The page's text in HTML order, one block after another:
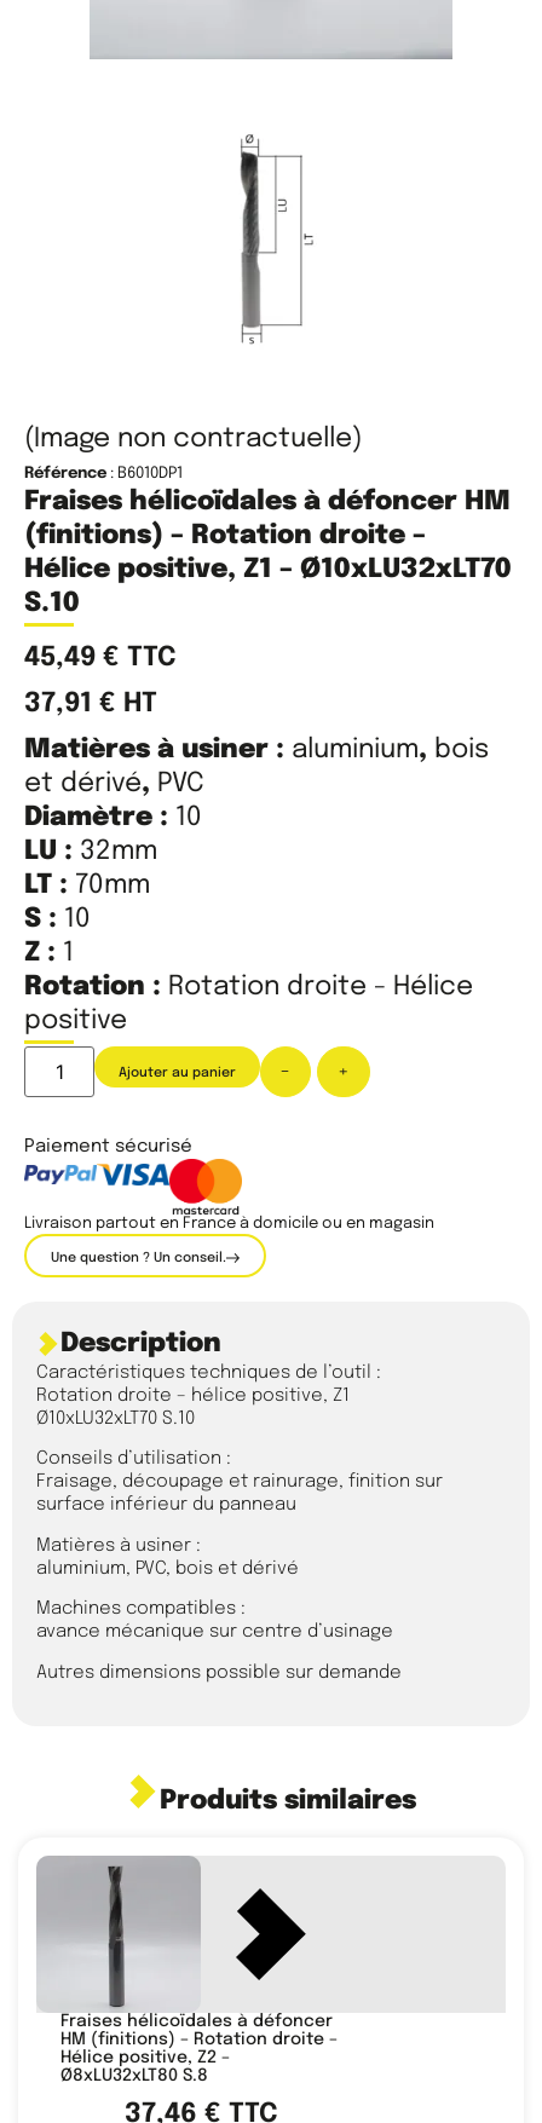
(Image non contractuelle)
Référence : B6010DP1
Fraises hélicoïdales à défoncer HM
(finitions) – Rotation droite –
Hélice positive, Z1 – Ø10xLU32xLT70
S.10
45,49 € TTC
37,91 € HT
Matières à usiner : aluminium, bois
et dérivé, PVC
Diamètre : 10
LU : 32mm
LT : 70mm
S : 10
Z : 1
Rotation : Rotation droite - Hélice
positive
- +
Ajouter au panier
Paiement sécurisé
Livraison partout en France à domicile ou en magasin
Une question ? Un conseil.
Description
Caractéristiques techniques de l’outil :
Rotation droite – hélice positive, Z1
Ø10xLU32xLT70 S.10
Conseils d’utilisation :
Fraisage, découpage et rainurage, finition sur
surface inférieur du panneau
Matières à usiner :
aluminium, PVC, bois et dérivé
Machines compatibles :
avance mécanique sur centre d’usinage
Autres dimensions possible sur demande
Produits similaires
Fraises hélicoïdales à défoncer
HM (finitions) – Rotation droite –
Hélice positive, Z2 –
Ø8xLU32xLT80 S.8
37,46 € TTC